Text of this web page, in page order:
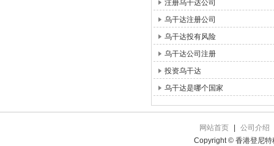
注册乌干达公司
乌干达注册公司
乌干达投有风险
乌干达公司注册
投资乌干达
乌干达是哪个国家
网站首页
公司介绍
Copyright © 香港登尼特